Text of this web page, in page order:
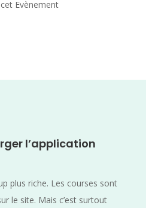
Evènement
l’application
plus riche. Les courses sont
le site. Mais c’est surtout